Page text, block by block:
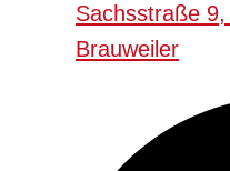
Sachsstraße
Brauweiler